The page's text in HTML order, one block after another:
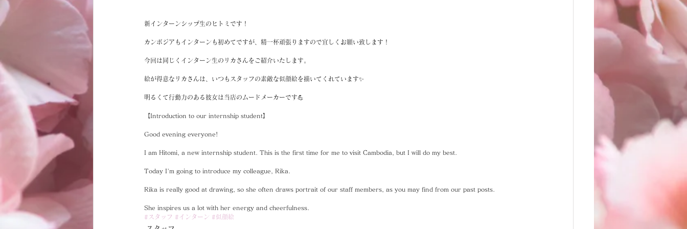
新インターンシップ生のヒトミです！
カンボジアもインターンも初めてですが、精一杯頑張りますので宜しくお願い致します！
今回は同じくインターン生のリカさんをご紹介いたします。
絵が得意なリカさんは、いつもスタッフの素敵な似顔絵を描いてくれています✨
明るくて行動力のある彼女は当店のムードメーカーです💪
【Introduction to our internship student】
Good evening everyone!
I am Hitomi, a new internship student. This is the first time for me to visit Cambodia, but I will do my best.
Today I'm going to introduce my colleague, Rika.
Rika is really good at drawing, so she often draws portrait of our staff members, as you may find from our past posts.
She inspires us a lot with her energy and cheerfulness.
#スタッフ #インターン #似顔絵